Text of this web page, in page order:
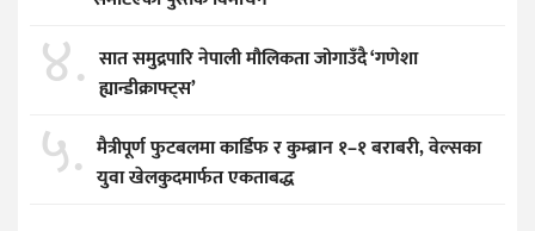
४. सात समुद्रपारि नेपाली मौलिकता जोगाउँदै ‘गणेशा
ह्यान्डीक्राफ्ट्स’
५. मैत्रीपूर्ण फुटबलमा कार्डिफ र कुम्ब्रान १–१ बराबरी, वेल्सका
युवा खेलकुदमार्फत एकताबद्ध